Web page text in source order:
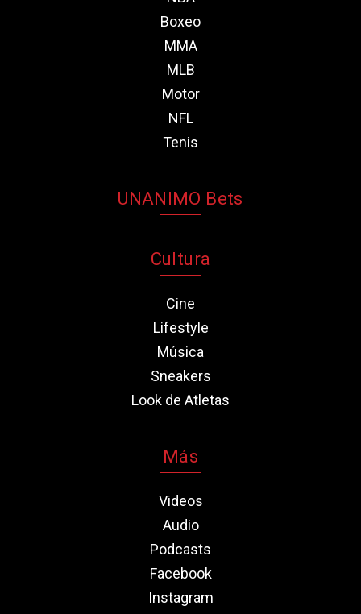
Boxeo
MMA
MLB
Motor
NFL
Tenis
UNANIMO Bets
Cultura
Cine
Lifestyle
Música
Sneakers
Look de Atletas
Más
Videos
Audio
Podcasts
Facebook
Instagram